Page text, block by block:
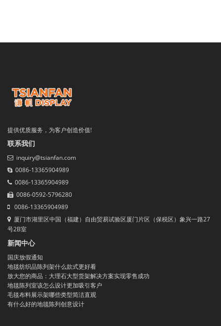
提供优质服务，为客户创造价值!
联系我们
inquiry@tsianfan.com
0086-13365904989
0086-13365904989
0086-0592-5796280
0086-13365904989
厦门市湖里区中国（福建）自由贸易试验区厦门片区（保税区）象兴一路27
号2B室
新闻中心
国庆放假通知
地毯纺织品陈列架什么款式更好看
放大您的商品：大理石大型货架解决方案实现零售成功
地毯陈列室该怎么设计更加吸引客户
毛毯布料展示架哪些类型简洁直观
有什么好的地毯陈列创意设计